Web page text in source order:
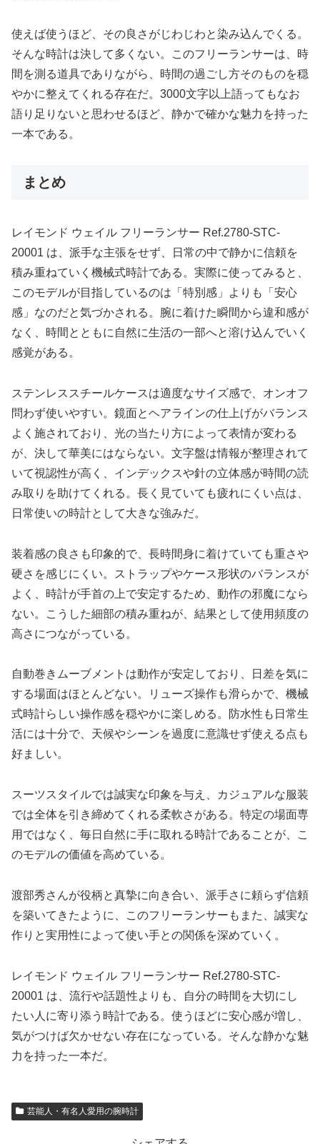
使えば使うほど、その良さがじわじわと染み込んでくる。
そんな時計は決して多くない。このフリーランサーは、時
間を測る道具でありながら、時間の過ごし方そのものを穏
やかに整えてくれる存在だ。3000文字以上語ってもなお
語り足りないと思わせるほど、静かで確かな魅力を持った
一本である。
まとめ
レイモンド ウェイル フリーランサー Ref.2780-STC-
20001 は、派手な主張をせず、日常の中で静かに信頼を
積み重ねていく機械式時計である。実際に使ってみると、
このモデルが目指しているのは「特別感」よりも「安心
感」なのだと気づかされる。腕に着けた瞬間から違和感が
なく、時間とともに自然に生活の一部へと溶け込んでいく
感覚がある。
ステンレススチールケースは適度なサイズ感で、オンオフ
問わず使いやすい。鏡面とヘアラインの仕上げがバランス
よく施されており、光の当たり方によって表情が変わる
が、決して華美にはならない。文字盤は情報が整理されて
いて視認性が高く、インデックスや針の立体感が時間の読
み取りを助けてくれる。長く見ていても疲れにくい点は、
日常使いの時計として大きな強みだ。
装着感の良さも印象的で、長時間身に着けていても重さや
硬さを感じにくい。ストラップやケース形状のバランスが
よく、時計が手首の上で安定するため、動作の邪魔になら
ない。こうした細部の積み重ねが、結果として使用頻度の
高さにつながっている。
自動巻きムーブメントは動作が安定しており、日差を気に
する場面はほとんどない。リューズ操作も滑らかで、機械
式時計らしい操作感を穏やかに楽しめる。防水性も日常生
活には十分で、天候やシーンを過度に意識せず使える点も
好ましい。
スーツスタイルでは誠実な印象を与え、カジュアルな服装
では全体を引き締めてくれる柔軟さがある。特定の場面専
用ではなく、毎日自然に手に取れる時計であることが、こ
のモデルの価値を高めている。
渡部秀さんが役柄と真摯に向き合い、派手さに頼らず信頼
を築いてきたように、このフリーランサーもまた、誠実な
作りと実用性によって使い手との関係を深めていく。
レイモンド ウェイル フリーランサー Ref.2780-STC-
20001 は、流行や話題性よりも、自分の時間を大切にし
たい人に寄り添う時計である。使うほどに安心感が増し、
気がつけば欠かせない存在になっている。そんな静かな魅
力を持った一本だ。
芸能人・有名人愛用の腕時計